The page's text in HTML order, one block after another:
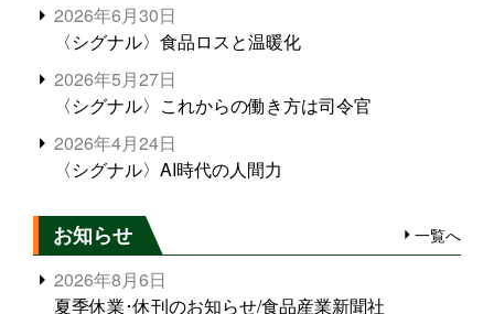
2026年6月30日
〈シグナル〉食品ロスと温暖化
2026年5月27日
〈シグナル〉これからの働き方は司令官
2026年4月24日
〈シグナル〉AI時代の人間力
お知らせ 一覧へ
2026年8月6日
夏季休業･休刊のお知らせ/食品産業新聞社